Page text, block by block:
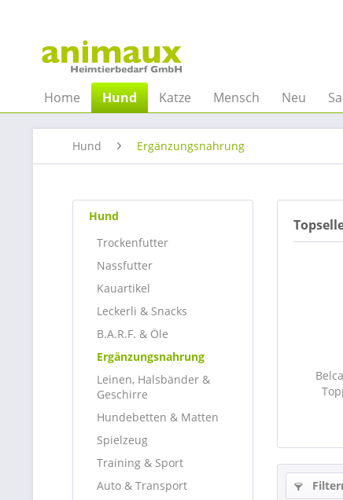
Home Hund Katze Mensch Neu
Hund Ergänzungsnahrung
Hund
Trockenfutter
Nassfutter
Kauartikel
Leckerli & Snacks
B.A.R.F. & Öle
Ergänzungsnahrung
Leinen, Halsbänder &
Geschirre
Hundebetten & Matten
Spielzeug
Training & Sport
Auto & Transport